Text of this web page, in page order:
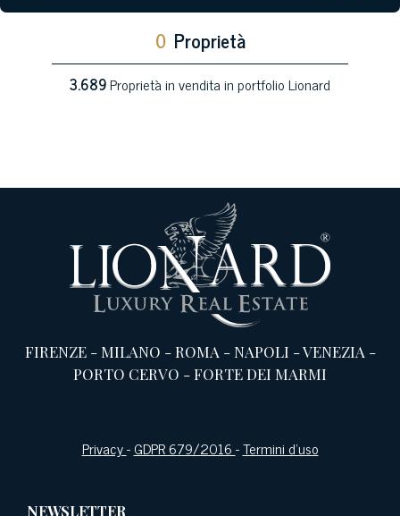
0 Proprietà
3.689Proprietà in vendita in portfolio Lionard
FIRENZE-MILANO -ROMA -NAPOLI -VENEZIA -
PORTO CERVO -FORTE DEI MARMI
Privacy-GDPR 679/2016-Termini d’uso
NEWSLETTER